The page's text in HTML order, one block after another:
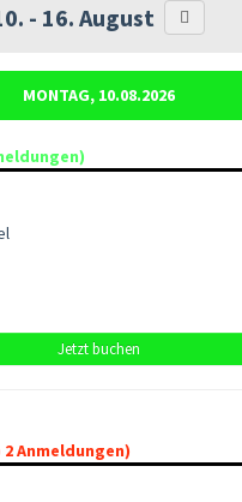
- 16. August
MONTAG, 10.08.2026
Jetzt buchen
2 Anmeldungen)